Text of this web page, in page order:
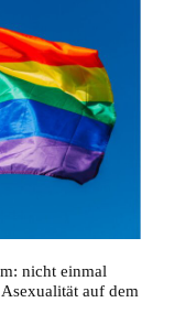
nicht einmal
auf dem